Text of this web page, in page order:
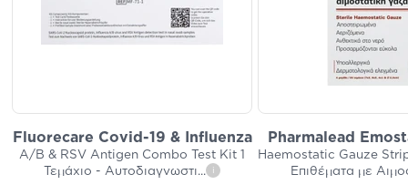
Fluorecare Covid-19 & Influenza
A/B & RSV Antigen Combo Test Kit 1
Τεμάχιο - Αυτοδιαγνωστι... i
Pharmalead
Haemostatic Gauze
Επιθέματα με